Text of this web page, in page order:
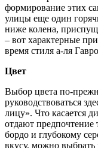
формирование этих
улицы еще один
ниже колена,
– вот характерные
время стиля а-ля
Цвет
Выбор цвета по-
руководствоваться
лицу». Что касается
отдают
бордо и глубокому
вкусу, можно